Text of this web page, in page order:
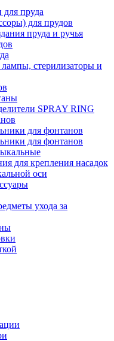
пруда
для прудов
пруда и ручья
стерилизаторы и
SPRAY RING
для фонтанов
для фонтанов
для крепления насадок
оси
ухода за